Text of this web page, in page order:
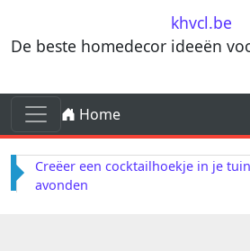
khvcl.be
De beste homedecor ideeën
Skip to content
Main Navigation
Home
Creëer een cocktailhoekje in je
avonden